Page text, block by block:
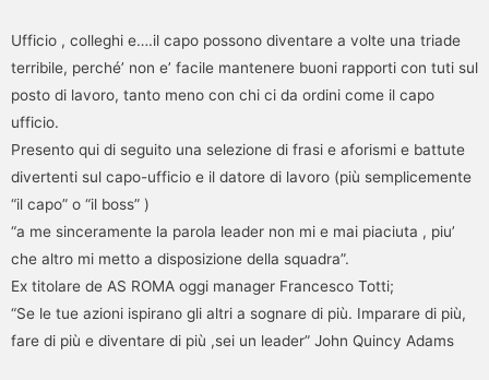
Ufficio , colleghi e….il capo possono diventare a volte una triade
terribile, perché’ non e’ facile mantenere buoni rapporti con tuti sul
posto di lavoro, tanto meno con chi ci da ordini come il capo
ufficio.
Presento qui di seguito una selezione di frasi e aforismi e battute
divertenti sul capo-ufficio e il datore di lavoro (più semplicemente
“il capo” o “il boss” )
“a me sinceramente la parola leader non mi e mai piaciuta , piu’
che altro mi metto a disposizione della squadra”.
Ex titolare de AS ROMA oggi manager Francesco Totti;
“Se le tue azioni ispirano gli altri a sognare di più. Imparare di più,
fare di più e diventare di più ,sei un leader” John Quincy Adams